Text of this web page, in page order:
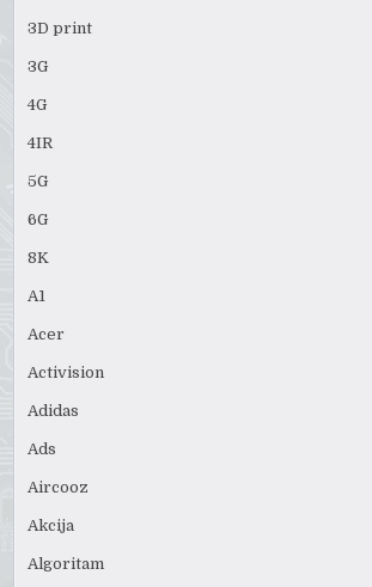
3D print
3G
4G
4IR
5G
6G
8K
A1
Acer
Activision
Adidas
Ads
Aircooz
Akcija
Algoritam